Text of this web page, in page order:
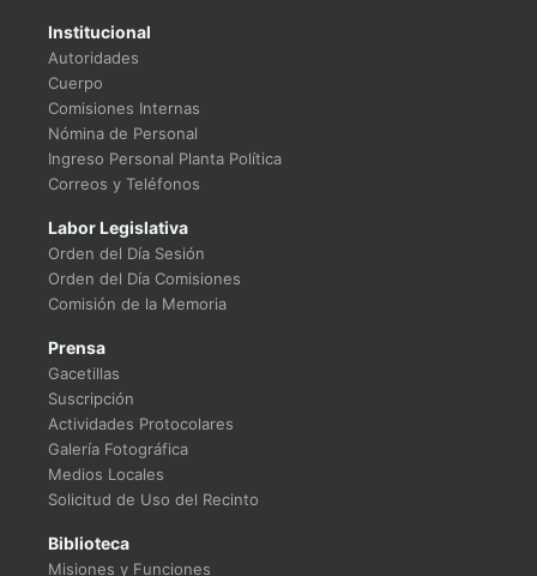
Institucional
Autoridades
Cuerpo
Comisiones Internas
Nómina de Personal
Ingreso Personal Planta Política
Correos y Teléfonos
Labor Legislativa
Orden del Día Sesión
Orden del Día Comisiones
Comisión de la Memoria
Prensa
Gacetillas
Suscripción
Actividades Protocolares
Galería Fotográfica
Medios Locales
Solicitud de Uso del Recinto
Biblioteca
Misiones y Funciones